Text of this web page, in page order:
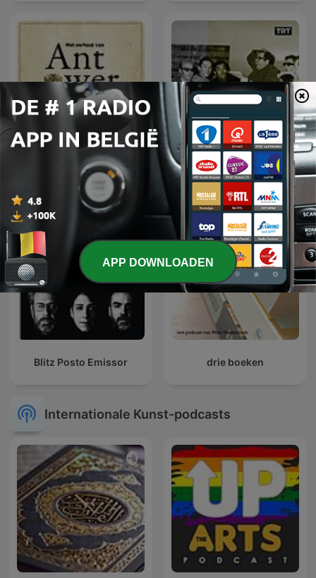
Het Verhaal van
Antwerpen
Radyo Tiyatrosu
Blitz Posto Emissor drie boeken
Internationale Kunst-podcasts
APP DOWNLOADEN